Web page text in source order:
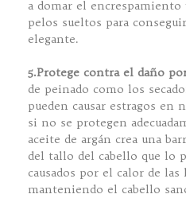
a domar el
pelos sueltos para
elegante.
5.Protege contra el daño
de peinado como los
pueden causar estragos en
si no se protegen
aceite de argán crea una
del tallo del cabello que lo
causados por el calor de
manteniendo el cabello